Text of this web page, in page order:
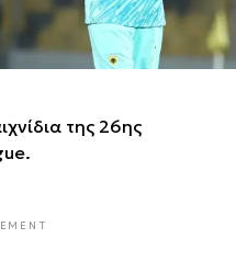
της 26ης